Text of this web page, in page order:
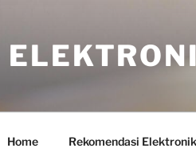
Home Rekomendasi Elektronik